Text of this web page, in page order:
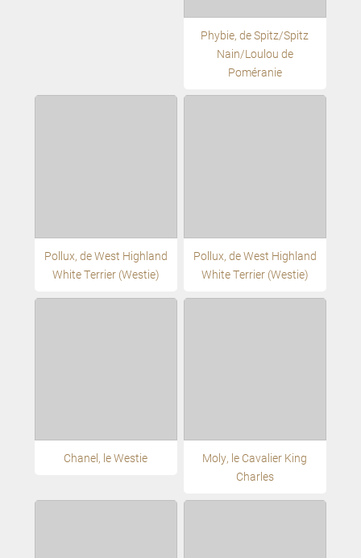
Phybie, de Spitz/Spitz
Nain/Loulou de
Poméranie
Pollux, de West Highland
White Terrier (Westie)
Pollux, de West Highland
White Terrier (Westie)
Chanel, le Westie
Moly, le Cavalier King
Charles